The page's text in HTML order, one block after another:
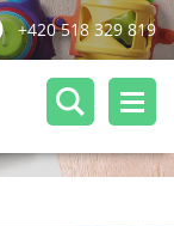
+420 518 329 819